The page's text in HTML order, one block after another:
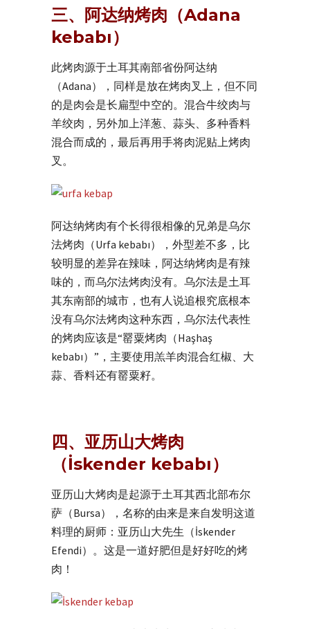
三、阿达纳烤肉（Adana
kebabı）
此烤肉源于土耳其南部省份阿达纳
（Adana），同样是放在烤肉叉上，但不同
的是肉会是长扁型中空的。混合牛绞肉与
羊绞肉，另外加上洋葱、蒜头、多种香料
混合而成的，最后再用手将肉泥贴上烤肉
叉。
阿达纳烤肉有个长得很相像的兄弟是乌尔
法烤肉（Urfa kebabı），外型差不多，比
较明显的差异在辣味，阿达纳烤肉是有辣
味的，而乌尔法烤肉没有。乌尔法是土耳
其东南部的城市，也有人说追根究底根本
没有乌尔法烤肉这种东西，乌尔法代表性
的烤肉应该是“罂粟烤肉（Haşhaş
kebabı）”，主要使用羔羊肉混合红椒、大
蒜、香料还有罂粟籽。
四、亚历山大烤肉
（İskender kebabı）
亚历山大烤肉是起源于土耳其西北部布尔
萨（Bursa），名称的由来是来自发明这道
料理的厨师：亚历山大先生（İskender
Efendi）。这是一道好肥但是好好吃的烤
肉！